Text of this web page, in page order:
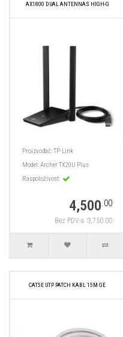
AX1800 DUAL ANTENNAS HIGH-G
Proizvođač:TP-Link
Model:Archer TX20U Plus
Raspoloživost:
4,500.00
Bez PDV-a: 3,750.00
CAT5E UTP PATCH KABL 15M GE